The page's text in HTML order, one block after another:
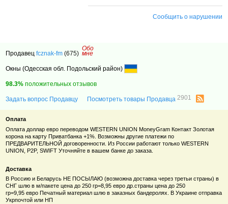
Сообщить о нарушении
Продавецfcznak-fm (675)
Обо
мне
Окны (Одесская обл. Подольский район)
98.3% положительных отзывов
Задать вопрос Продавцу Посмотреть товары Продавца2901
Оплата
Оплата доллар евро переводом WESTERN UNION MoneyGram Контакт Золотая
корона на карту Приватбанка +1%. Возможны другие платежи по
ПРЕДВАРИТЕЛЬНОЙ договоренности. Из России работают толькоWESTERN
UNION, P2P, SWIFT Уточняйте в вашем банке до заказа.
Доставка
В Россию и Беларусь НЕ ПОСЫЛАЮ (возможна доставка через третьи страны) в
СНГ шлю в м/пакете цена до 250 гр=8,95 евро др.страны цена до 250
гр=9 ,95евро Печатный материал шлю в заказных бандеролях. В Украине отправка
Укрпочтой или НП